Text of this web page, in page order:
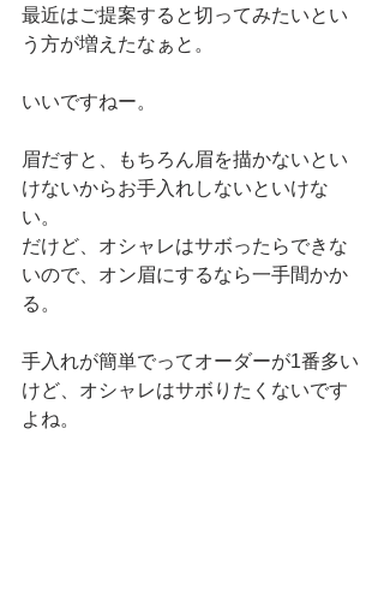
最近はご提案すると切ってみたいとい
う方が増えたなぁと。
いいですねー。
眉だすと、もちろん眉を描かないとい
けないからお手入れしないといけな
い。
だけど、オシャレはサボったらできな
いので、オン眉にするなら一手間かか
る。
手入れが簡単でってオーダーが1番多い
けど、オシャレはサボりたくないです
よね。